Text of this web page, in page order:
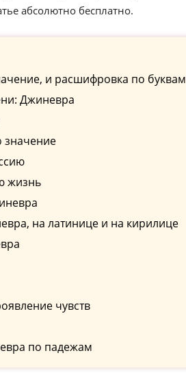
абсолютно бесплатно.
и расшифровка по буквам
Джиневра
значение
жизнь
на латинице и на кирилице
чувств
по падежам